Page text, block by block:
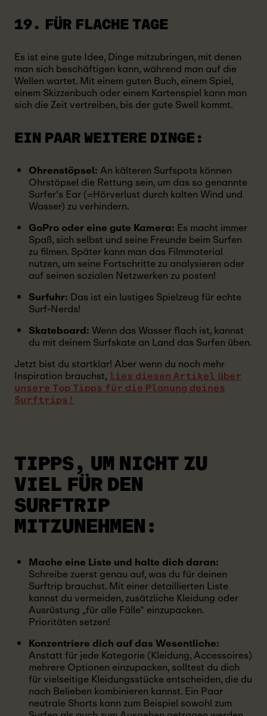
19. FÜR FLACHE TAGE
Es ist eine gute Idee, Dinge mitzubringen, mit denen
man sich beschäftigen kann, während man auf die
Wellen wartet. Mit einem guten Buch, einem Spiel,
einem Skizzenbuch oder einem Kartenspiel kann man
sich die Zeit vertreiben, bis der gute Swell kommt.
EIN PAAR WEITERE DINGE:
Ohrenstöpsel:An kälteren Surfspots können
Ohrstöpsel die Rettung sein, um das so genannte
Surfer's Ear (=Hörverlust durch kalten Wind und
Wasser) zu verhindern.
GoPro oder eine gute Kamera: Es macht immer
Spaß, sich selbst und seine Freunde beim Surfen
zu filmen. Später kann man das Filmmaterial
nutzen, um seine Fortschritte zu analysieren oder
auf seinen sozialen Netzwerken zu posten!
Surfuhr: Das ist ein lustiges Spielzeug für echte
Surf-Nerds!
Skateboard: Wenn das Wasser flach ist, kannst
du mit deinem Surfskate an Land das Surfen üben.
Jetzt bist du startklar! Aber wenn du noch mehr
Inspiration brauchst, lies diesen Artikel über
unsere Top Tipps für die Planung deines
Surftrips!
TIPPS, UM NICHT ZU
VIEL FÜR DEN
SURFTRIP
MITZUNEHMEN:
Mache eine Liste und halte dich daran:
Schreibe zuerst genau auf, was du für deinen
Surftrip brauchst. Mit einer detaillierten Liste
kannst du vermeiden, zusätzliche Kleidung oder
Ausrüstung „für alle Fälle“ einzupacken.
Prioritäten setzen!
Konzentriere dich auf das Wesentliche:
Anstatt für jede Kategorie (Kleidung, Accessoires)
mehrere Optionen einzupacken, solltest du dich
für vielseitige Kleidungsstücke entscheiden, die du
nach Belieben kombinieren kannst. Ein Paar
neutrale Shorts kann zum Beispiel sowohl zum